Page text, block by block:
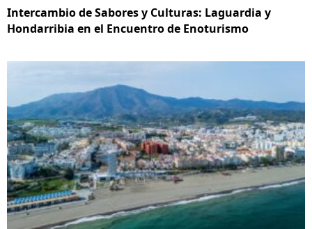
Intercambio de Sabores y Culturas: Laguardia y
Hondarribia en el Encuentro de Enoturismo